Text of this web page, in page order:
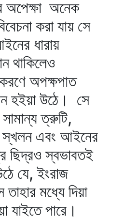
অপেক্ষা অনেক
করা যায় সে
ধারায়
থাকিলেও
অপক্ষপাত
হইয়া উঠে। সে
ত্রুটি,
স্খলন এবং আইনের
ছিদ্রও স্বভাবতই
যে, ইংরাজ
মধ্যে দিয়া
যাইতে পারে।